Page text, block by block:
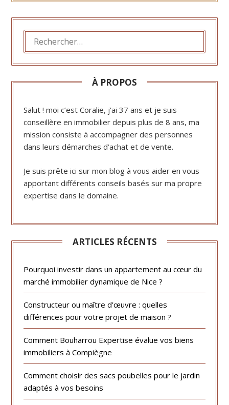
harmonieux
immobiliers à
À PROPOS
Salut ! moi c’est Coralie, j’ai 37 ans et je suis
conseillère en immobilier depuis plus de 8 ans, ma
mission consiste à accompagner des personnes
dans leurs démarches d’achat et de vente.
Je suis prête ici sur mon blog à vous aider en vous
apportant différents conseils basés sur ma propre
expertise dans le domaine.
ARTICLES RÉCENTS
Pourquoi investir dans un appartement au cœur du
marché immobilier dynamique de Nice ?
Constructeur ou maître d’œuvre : quelles
différences pour votre projet de maison ?
Comment Bouharrou Expertise évalue vos biens
immobiliers à Compiègne
Comment choisir des sacs poubelles pour le jardin
adaptés à vos besoins